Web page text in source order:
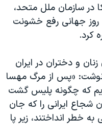
در سازمان ملل متحد،
روز جهانی رفع خشونت
کرد.
و دختران در ایران
«پس از مرگ مهسا
که چگونه پلیس گشت
شجاع ایرانی را که جان
خطر انداختند، زیر پا